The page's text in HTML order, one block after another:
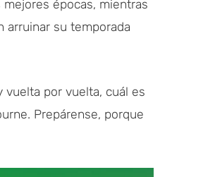
épocas, mientras
arruinar su temporada
vuelta por vuelta, cuál es
Prepárense, porque